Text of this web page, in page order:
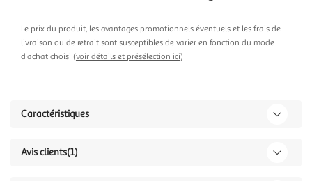
Le prix du produit, les avantages promotionnels éventuels et les frais de
livraison ou de retrait sont susceptibles de varier en fonction du mode
d'achat choisi (voir détails et présélection ici)
Caractéristiques
Avis clients(1)